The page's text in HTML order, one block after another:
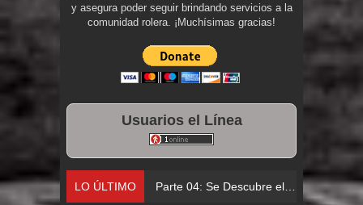
y asegura poder seguir brindando servicios a la
comunidad rolera. ¡Muchísimas gracias!
Usuarios el Línea
LO ÚLTIMO Parte 04: Se Descubre el Pastel